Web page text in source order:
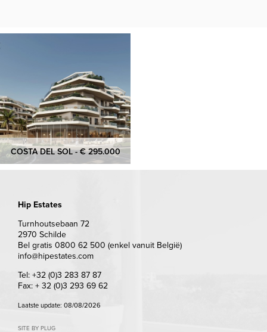
COSTA DEL SOL - € 295.000
Hip Estates
Turnhoutsebaan 72
2970 Schilde
Bel gratis 0800 62 500 (enkel vanuit België)
info@hipestates.com
Tel: +32 (0)3 283 87 87
Fax: + 32 (0)3 293 69 62
Laatste update: 08/08/2026
SITE BY PLUG